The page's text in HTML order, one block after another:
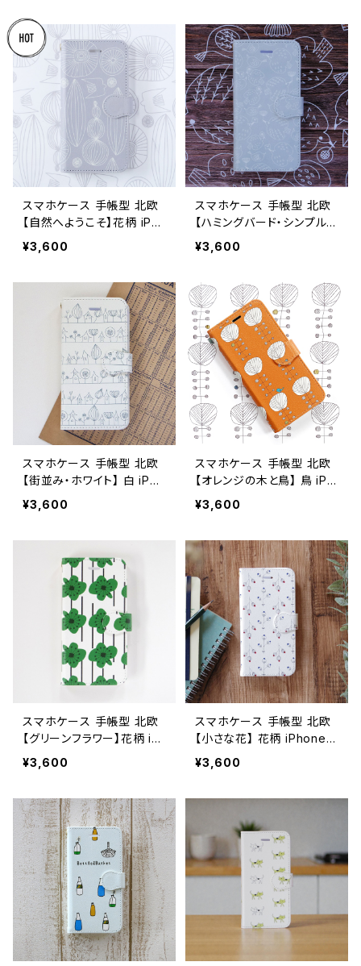
タンド機能 大人可愛い not
etype
スマホケース 手帳型 北欧
【自然へようこそ】花柄 iPh
one17/16/15/SE3/Androi
d カード収納 スタンド機能
愛い notetype sizen
¥3,600
スマホケース 手帳型 北欧
【ハミングバード・シンプル】
鳥 iPhone17/16/15/SE3/A
ndroid カード収納 スタン
い notetype
¥3,600
スマホケース 手帳型 北欧
【街並み・ホワイト】 白 iPho
ne17/16/15/SE3/Android
カード収納 スタンド機能 大
¥3,600
スマホケース 手帳型 北欧
【オレンジの木と鳥】 鳥 iPh
one17/16/15/SE3/Androi
d カード収納 スタンド機能
¥3,600
スマホケース 手帳型 北欧
【グリーンフラワー】花柄 iP
hone17/16/15/SE3/Andro
id カード収納 スタンド機能
etype
¥3,600
スマホケース 手帳型 北欧
【小さな花】 花柄 iPhone1
7/16/15/SE3/Android カ
ード収納 スタンド機能 シン
¥3,600